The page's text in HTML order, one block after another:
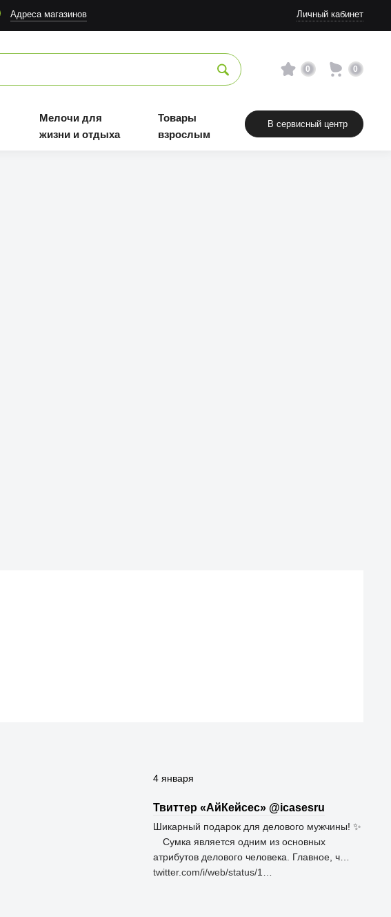
Адреса магазинов Личный кабинет
0 0
Мелочи для
жизни и отдыха
Товары
взрослым
В сервисный центр
4 января
Твиттер «АйКейсес» ‏@icasesru
Шикарный подарок для делового мужчины! ✨
⠀ Сумка является одним из основных
атрибутов делового человека. Главное, ч…
twitter.com/i/web/status/1…